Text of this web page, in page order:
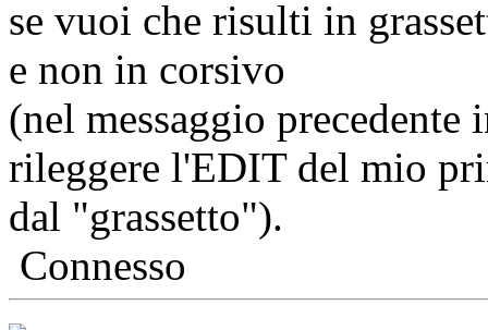
se vuoi che risulti in
e non in corsivo
(nel messaggio
rileggere l'EDIT del mio
dal "grassetto").
Connesso